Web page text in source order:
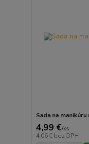
Sada na
4,99 €/ks
4,06 € bez DPH